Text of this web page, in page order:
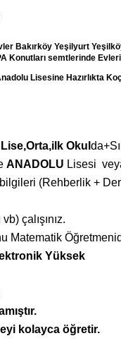
Bakırköy Yeşilyurt
Konutları semtlerinde
Lisesine Hazırlıkta
Lise,Orta,ilk Okul
ANADOLU Lisesi
(Rehberlik +
vb) çalışınız.
Matematik
Yüksek
kolayca öğretir.